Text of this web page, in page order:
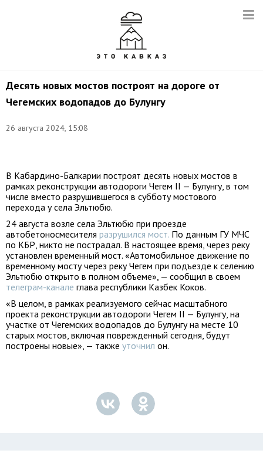
Десять новых мостов построят на дороге от
Чегемских водопадов до Булунгу
26 августа 2024, 15:08
В Кабардино-Балкарии построят десять новых мостов в
рамках реконструкции автодороги Чегем II — Булунгу, в том
числе вместо разрушившегося в субботу мостового
перехода у села Эльтюбю.
24 августа возле села Эльтюбю при проезде
автобетоносмесителя разрушился мост. По данным ГУ МЧС
по КБР, никто не пострадал. В настоящее время, через реку
установлен временный мост. «Автомобильное движение по
временному мосту через реку Чегем при подъезде к селению
Эльтюбю открыто в полном объеме», — сообщил в своем
телеграм-канале глава республики Казбек Коков.
«В целом, в рамках реализуемого сейчас масштабного
проекта реконструкции автодороги Чегем II — Булунгу, на
участке от Чегемских водопадов до Булунгу на месте 10
старых мостов, включая поврежденный сегодня, будут
построены новые», — также уточнил он.